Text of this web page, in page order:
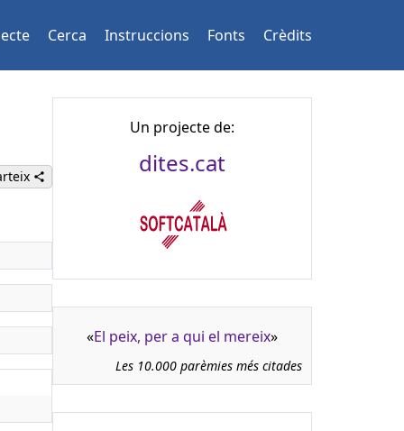
Cerca Instruccions Fonts Crèdits
Un projecte de:
dites.cat
«El peix, per a qui el mereix»
Les 10.000 parèmies més citades